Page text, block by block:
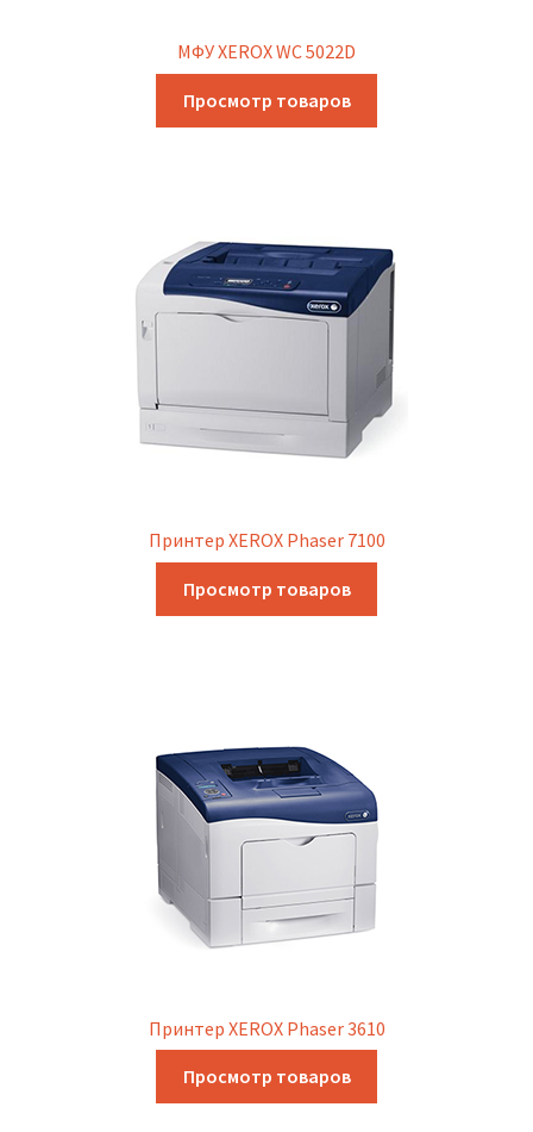
МФУ XEROX WC 5022D
Просмотр товаров
Принтер XEROX Phaser 7100
Просмотр товаров
Принтер XEROX Phaser 3610
Просмотр товаров